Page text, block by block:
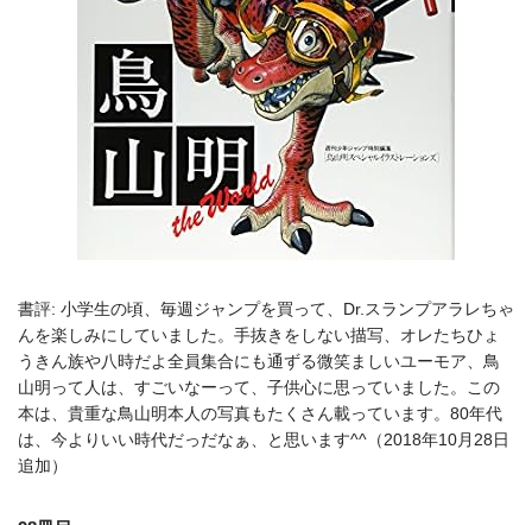
書評: 小学生の頃、毎週ジャンプを買って、Dr.スランプアラレちゃ
んを楽しみにしていました。手抜きをしない描写、オレたちひょ
うきん族や八時だよ全員集合にも通ずる微笑ましいユーモア、鳥
山明って人は、すごいなーって、子供心に思っていました。この
本は、貴重な鳥山明本人の写真もたくさん載っています。80年代
は、今よりいい時代だっだなぁ、と思います^^（2018年10月28日
追加）